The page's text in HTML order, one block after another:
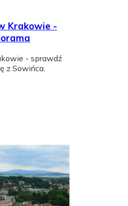
Krakowie -
- sprawdź
z Sowińca.